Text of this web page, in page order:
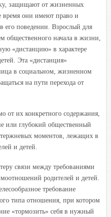
защищают от жизненных
время они имеют право и
его поведении. Взрослый для
общественного начала в жизни,
«дистанцию» в характере
Эта «дистанция»
в социальном, жизненном
на пути перехода от
от их конкретного содержания,
или глубокий общественный
моментов, лежащих в
и детей.
связи между требованиями
родителей и детей.
требование
типа отношения, при котором
«тормозить» себя в нужный